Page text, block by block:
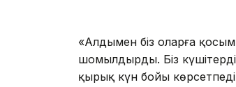
«Алдымен біз оларға
шомылдырды. Біз
қырық күн бойы